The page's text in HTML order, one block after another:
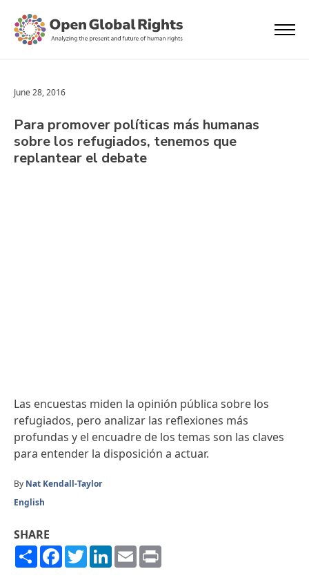
June 28, 2016
Para promover políticas más humanas
sobre los refugiados, tenemos que
replantear el debate
Las encuestas miden la opinión pública sobre los
refugiados, pero analizar las reflexiones más
profundas y el encuadre de los temas son las claves
para entender la disposición a actuar.
By Nat Kendall-Taylor
English
SHARE
ShareFacebook
TwitterLinkedIn
Email